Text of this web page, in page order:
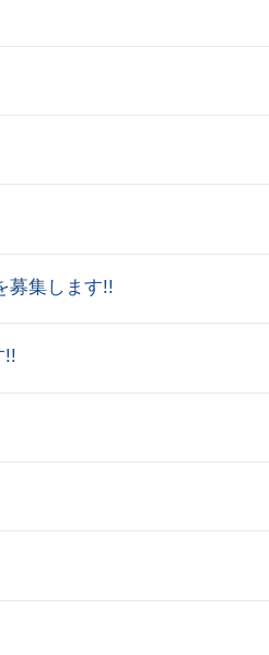
募集します!!
!!